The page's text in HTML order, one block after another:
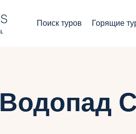
Поиск туров Горящие
Инфо
Водопад